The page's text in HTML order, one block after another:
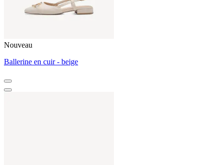
Nouveau
Ballerine en cuir - beige